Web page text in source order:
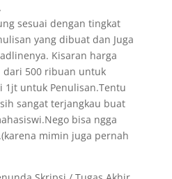
sesuai dengan tingkat
yang dibuat dan Juga
Kisaran harga
500 ribuan untuk
1jt untuk Penulisan.Tentu
sangat terjangkau buat
bisa ngga
mimin juga pernah